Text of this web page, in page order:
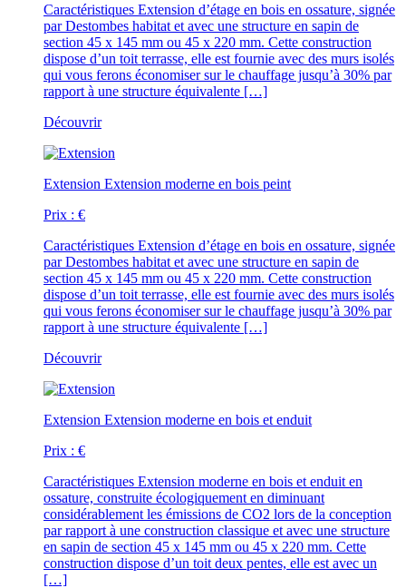
Caractéristiques Extension d’étage en bois en ossature, signée
par Destombes habitat et avec une structure en sapin de
section 45 x 145 mm ou 45 x 220 mm. Cette construction
dispose d’un toit terrasse, elle est fournie avec des murs isolés
qui vous ferons économiser sur le chauffage jusqu’à 30% par
rapport à une structure équivalente […]
Découvrir
Extension Extension moderne en bois peint
Prix : €
Caractéristiques Extension d’étage en bois en ossature, signée
par Destombes habitat et avec une structure en sapin de
section 45 x 145 mm ou 45 x 220 mm. Cette construction
dispose d’un toit terrasse, elle est fournie avec des murs isolés
qui vous ferons économiser sur le chauffage jusqu’à 30% par
rapport à une structure équivalente […]
Découvrir
Extension Extension moderne en bois et enduit
Prix : €
Caractéristiques Extension moderne en bois et enduit en
ossature, construite écologiquement en diminuant
considérablement les émissions de CO2 lors de la conception
par rapport à une construction classique et avec une structure
en sapin de section 45 x 145 mm ou 45 x 220 mm. Cette
construction dispose d’un toit deux pentes, elle est avec un
[…]